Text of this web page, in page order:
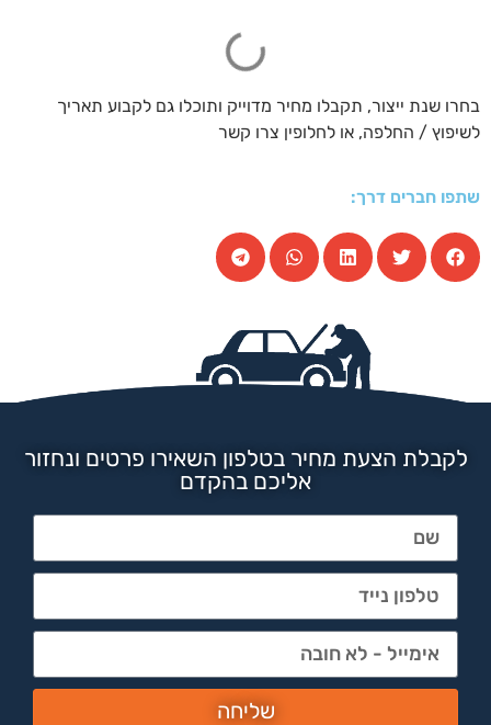
בחרו שנת ייצור, תקבלו מחיר מדוייק ותוכלו גם לקבוע תאריך
לשיפוץ / החלפה, או לחלופין צרו קשר
שתפו חברים דרך:
לקבלת הצעת מחיר בטלפון השאירו פרטים ונחזור
אליכם בהקדם
שליחה